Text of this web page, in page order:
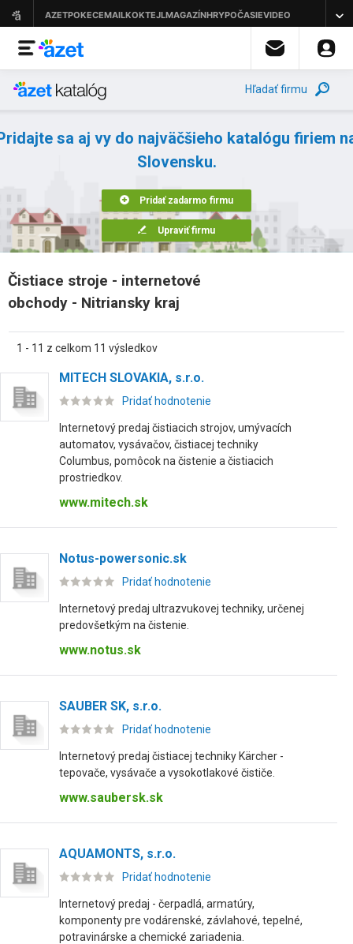
Hľadať firmu
sa aj vy do najväčšieho katalógu firiem
Slovensku.
Pridať zadarmo firmu
Upraviť firmu
Čistiace stroje - internetové
obchody - Nitriansky kraj
1 - 11 z celkom 11 výsledkov
MITECH SLOVAKIA, s.r.o.
Pridať hodnotenie
Internetový predaj čistiacich strojov, umývacích
automatov, vysávačov, čistiacej techniky
Columbus, pomôcok na čistenie a čistiacich
prostriedkov.
www.mitech.sk
Notus-powersonic.sk
Pridať hodnotenie
Internetový predaj ultrazvukovej techniky, určenej
predovšetkým na čistenie.
www.notus.sk
SAUBER SK, s.r.o.
Pridať hodnotenie
Internetový predaj čistiacej techniky Kärcher -
tepovače, vysávače a vysokotlakové čističe.
www.saubersk.sk
AQUAMONTS, s.r.o.
Pridať hodnotenie
Internetový predaj - čerpadlá, armatúry,
komponenty pre vodárenské, závlahové, tepelné,
potravinárske a chemické zariadenia.